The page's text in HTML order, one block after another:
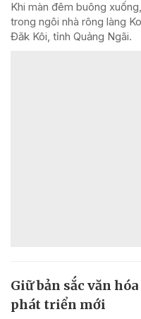
Khi màn đêm buông
trong ngôi nhà rông làng
Đăk Kôi, tỉnh Quảng Ngãi.
Giữ bản sắc văn
phát triển mới